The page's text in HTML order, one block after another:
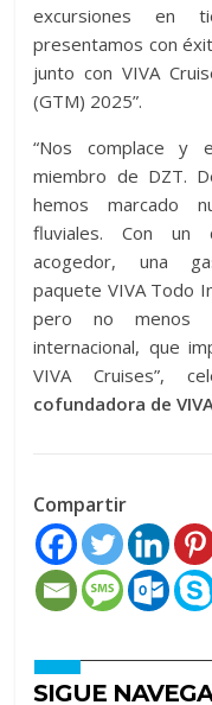
excursiones en
presentamos con
junto con VIVA
(GTM) 2025”.
“Nos complace y
miembro de DZT.
hemos marcado
fluviales. Con un
acogedor, una
paquete VIVA Todo
pero no menos
internacional, que
VIVA Cruises”,
cofundadora de
Compartir
SIGUE